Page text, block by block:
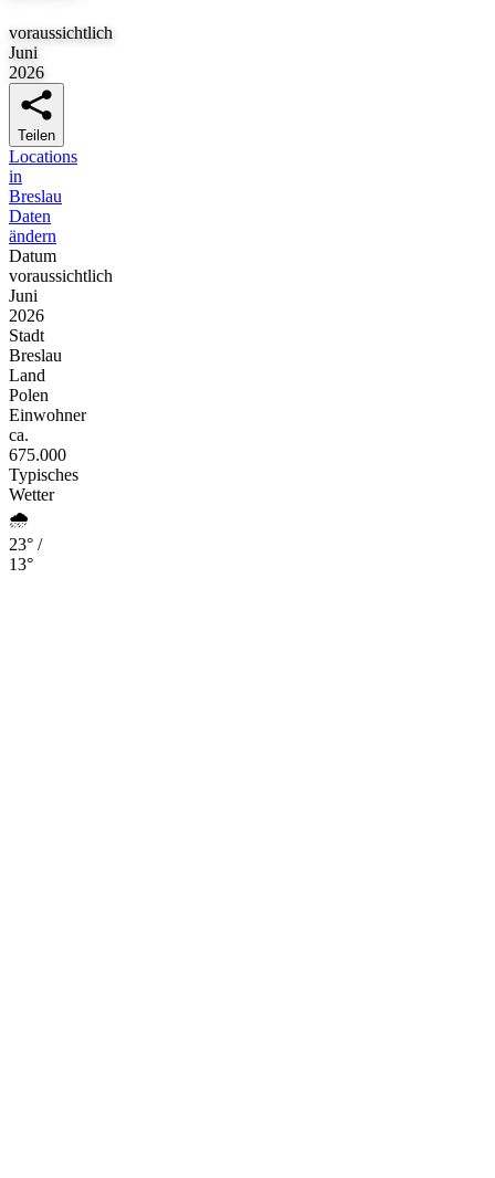
voraussichtlich
Juni
2026
Teilen
Locations
in
Breslau
Daten
ändern
Datum
voraussichtlich
Juni
2026
Stadt
Breslau
Land
Polen
Einwohner
ca.
675.000
Typisches
Wetter
🌧️
23° /
13°